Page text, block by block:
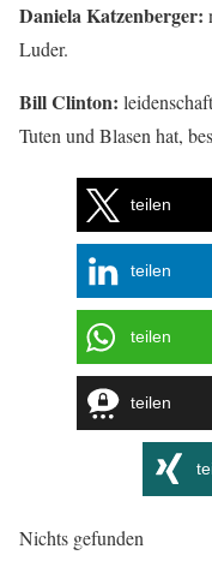
Daniela Katzenberger:
Luder.
Bill Clinton:
Tuten und Blasen hat,
teilen
teilen
teilen
teilen
Nichts gefunden